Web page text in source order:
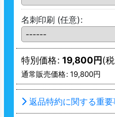
名刺印刷 (任意):
特別価格: 19,800円(
通常販売価格: 19,800円
返品特約に関する重